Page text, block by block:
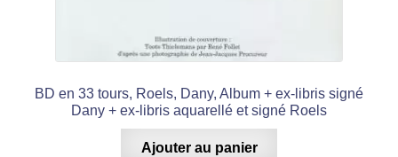
BD en 33 tours, Roels, Dany, Album + ex-libris signé
Dany + ex-libris aquarellé et signé Roels
Ajouter au panier